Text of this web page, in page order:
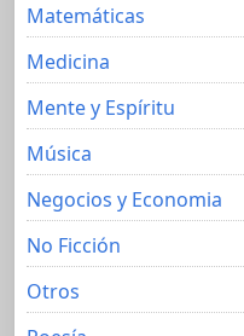
Matemáticas
Medicina
Mente y Espíritu
Música
Negocios y Economia
No Ficción
Otros